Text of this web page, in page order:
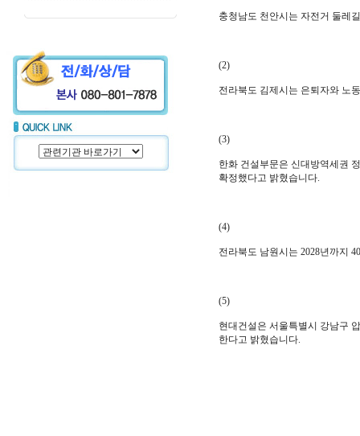
충청남도 천안시는 자전거 둘레
(2)
전라북도 김제시는 은퇴자와 노
(3)
한화 건설부문은 신대방역세권
확정했다고 밝혔습니다.
(4)
전라북도 남원시는 2028년까지
(5)
현대건설은 서울특별시 강남구
한다고 밝혔습니다.​